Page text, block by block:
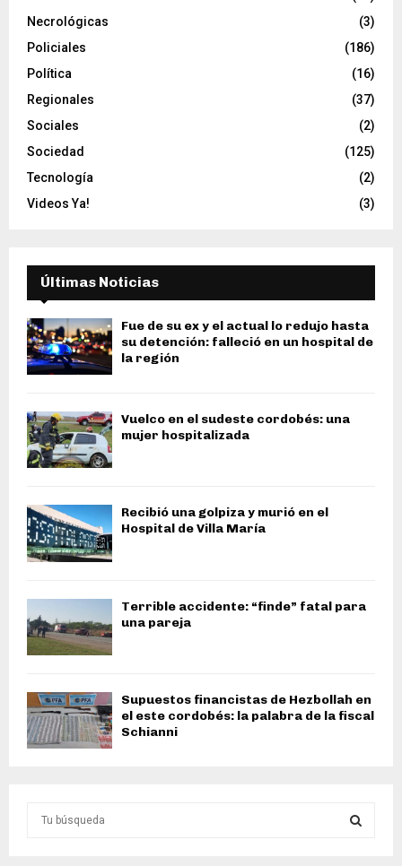
Necrológicas
(3)
Policiales
(186)
Política
(16)
Regionales
(37)
Sociales
(2)
Sociedad
(125)
Tecnología
(2)
Videos Ya!
(3)
Últimas Noticias
Fue de su ex y el actual lo redujo hasta
su detención: falleció en un hospital de
la región
Vuelco en el sudeste cordobés: una
mujer hospitalizada
Recibió una golpiza y murió en el
Hospital de Villa María
Terrible accidente: “finde” fatal para
una pareja
Supuestos financistas de Hezbollah en
el este cordobés: la palabra de la fiscal
Schianni